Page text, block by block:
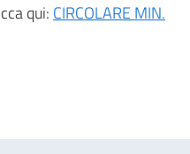
qui: CIRCOLARE MIN.